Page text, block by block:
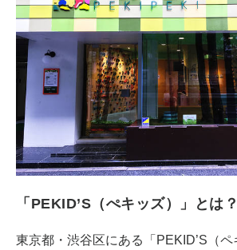
「PEKID’S（ぺキッズ）」とは？
東京都・渋谷区にある「PEKID’S（ペ